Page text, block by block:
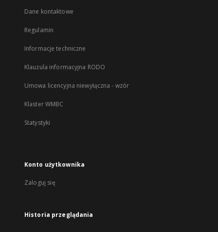
Dane kontaktowe
Regulamin
Informacje techniczne
Klauzula informacyjna RODO
Umowa licencyjna niewyłączna - wzór
Klaster WMBC
Statystyki
Konto użytkownika
Zaloguj się
Historia przeglądania